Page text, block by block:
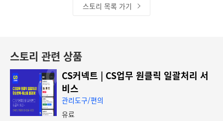
스토리 목록 가기
스토리 관련 상품
CS커넥트 | CS업무 원클릭 일괄처리 서
비스
관리도구/편의
유료